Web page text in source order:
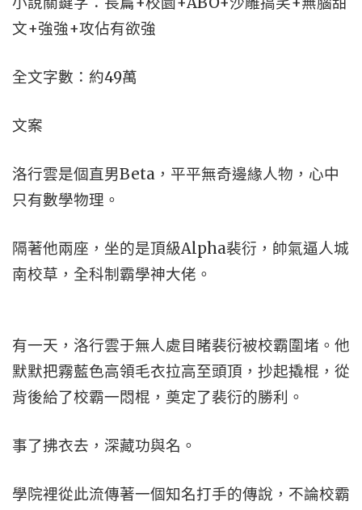
文+強強+攻佔有欲強
全文字數：約49萬
文案
洛行雲是個直男Beta，平平無奇邊緣人物，心中
只有數學物理。
隔著他兩座，坐的是頂級Alpha裴衍，帥氣逼人城
南校草，全科制霸學神大佬。
有一天，洛行雲于無人處目睹裴衍被校霸圍堵。他
默默把霧藍色高領毛衣拉高至頭頂，抄起撬棍，從
背後給了校霸一悶棍，奠定了裴衍的勝利。
事了拂衣去，深藏功與名。
學院裡從此流傳著一個知名打手的傳說，不論校霸